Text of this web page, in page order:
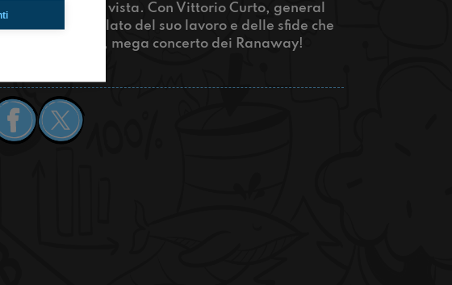
tutti i punti di vista. Con Vittorio Curto, general
abbiamo parlato del suo lavoro e delle sfide che
E alla fine, mega concerto dei Ranaway!